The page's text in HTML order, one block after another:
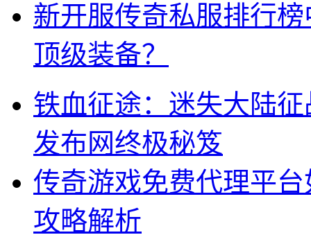
新开服传奇私服排行
顶级装备？
铁血征途：迷失大陆
发布网终极秘笈
传奇游戏免费代理平
攻略解析